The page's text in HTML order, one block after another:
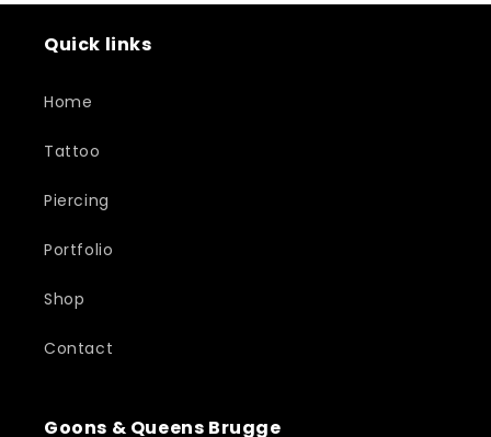
Quick links
Home
Tattoo
Piercing
Portfolio
Shop
Contact
Goons & Queens Brugge